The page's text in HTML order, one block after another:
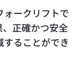
ークリフトで
正確かつ安全
ることができ